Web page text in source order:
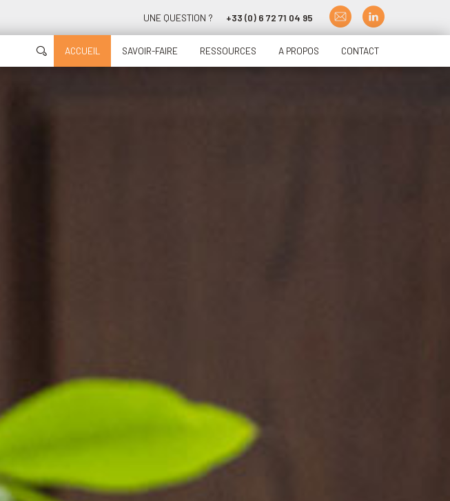
UNE QUESTION ? +33 (0) 6 72 71 04 95
ACCUEIL SAVOIR-FAIRE RESSOURCES A PROPOS CONTACT